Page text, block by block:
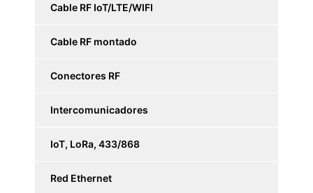
Cable RF IoT/LTE/WIFI
Cable RF montado
Conectores RF
Intercomunicadores
IoT, LoRa, 433/868
Red Ethernet